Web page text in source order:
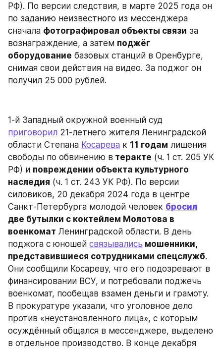
РФ). По версии следствия, в марте 2025 года он
по заданию неизвестного из мессенджера
сначала фотографировал объекты связи за
вознаграждение, а затем поджёг
оборудование базовых станций в Оренбурге,
снимая свои действия на видео. За поджог он
получил 25 000 рублей.
приговорил 21-летнего жителя Ленинградской
области Степана Косарева к 11 годам лишения
свободы по обвинению в теракте (ч. 1 ст. 205 УК
РФ) и повреждении объекта культурного
наследия (ч. 1 ст. 243 УК РФ). По версии
силовиков, 20 декабря 2024 года в центре
Санкт-Петербурга молодой человек бросил
две бутылки с коктейлем Молотова в
военкомат Ленинградской области. В день
поджога с юношей связывались мошенники,
представившиеся сотрудниками спецслужб.
Они сообщили Косареву, что его подозревают в
финансировании ВСУ, и потребовали поджечь
военкомат, пообещав взамен деньги и грамоту.
В прокуратуре указали, что уголовное дело
против «неустановленного лица», с которым
осуждённый общался в мессенджере, выделено
в отдельное производство. В конце декабря